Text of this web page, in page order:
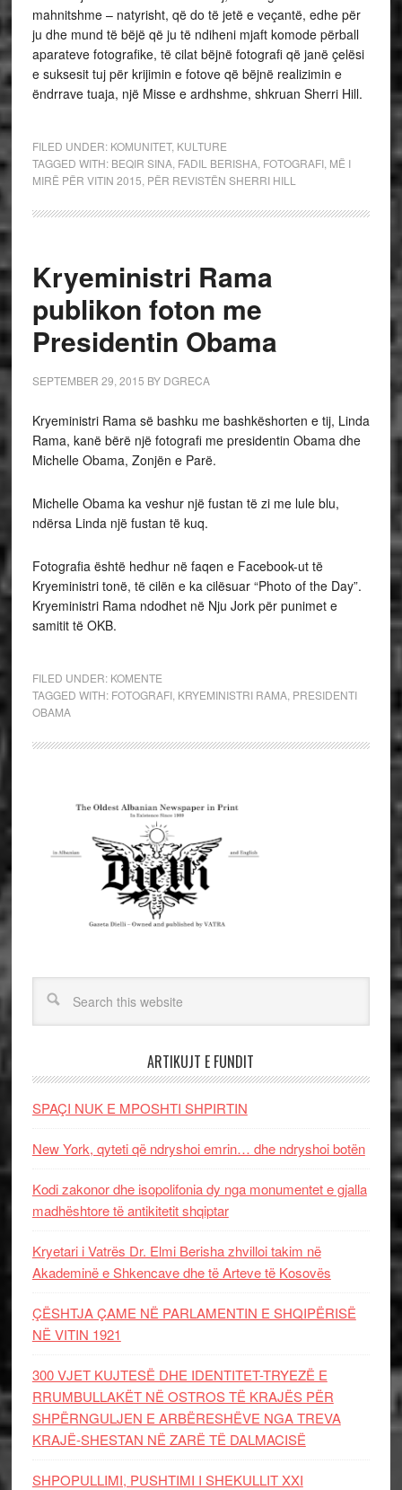
mahnitshme – natyrisht, që do të jetë e veçantë, edhe për
ju dhe mund të bëjë që ju të ndiheni mjaft komode përball
aparateve fotografike, të cilat bëjnë fotografi që janë çelësi
e suksesit tuj për krijimin e fotove që bëjnë realizimin e
ëndrrave tuaja, një Misse e ardhshme, shkruan Sherri Hill.
FILED UNDER: KOMUNITET, KULTURE
TAGGED WITH: BEQIR SINA, FADIL BERISHA, FOTOGRAFI, MË I
MIRË PËR VITIN 2015 PËR REVISTËN SHERRI HILL
Kryeministri Rama
publikon foton me
Presidentin Obama
SEPTEMBER 29, 2015 BY DGRECA
Kryeministri Rama së bashku me bashkëshorten e tij, Linda
Rama, kanë bërë një fotografi me presidentin Obama dhe
Michelle Obama, Zonjën e Parë.
Michelle Obama ka veshur një fustan të zi me lule blu,
ndërsa Linda një fustan të kuq.
Fotografia është hedhur në faqen e Facebook-ut të
Kryeministri tonë, të cilën e ka cilësuar “Photo of the Day”.
Kryeministri Rama ndodhet në Nju Jork për punimet e
samitit të OKB.
FILED UNDER: KOMENTE
TAGGED WITH: FOTOGRAFI, KRYEMINISTRI RAMA, PRESIDENTI
OBAMA
ARTIKUJT E FUNDIT
SPAÇI NUK E MPOSHTI SHPIRTIN
New York, qyteti që ndryshoi emrin… dhe ndryshoi botën
Kodi zakonor dhe isopolifonia dy nga monumentet e gjalla
madhështore të antikitetit shqiptar
Kryetari i Vatrës Dr. Elmi Berisha zhvilloi takim në
Akademinë e Shkencave dhe të Arteve të Kosovës
ÇËSHTJA ÇAME NË PARLAMENTIN E SHQIPËRISË
NË VITIN 1921
300 VJET KUJTESË DHE IDENTITET-TRYEZË E
RRUMBULLAKËT NË OSTROS TË KRAJËS PËR
SHPËRNGULJEN E ARBËRESHËVE NGA TREVA
KRAJË-SHESTAN NË ZARË TË DALMACISË
SHPOPULLIMI, PUSHTIMI I SHEKULLIT XXI